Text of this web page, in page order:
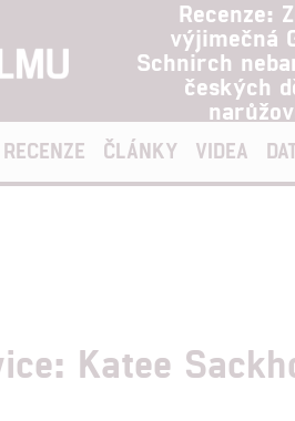
Recenze:
výjimečná
Schnirch
českých
RECENZE ČLÁNKY VIDEA
Katee